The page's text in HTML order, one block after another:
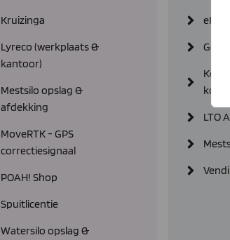
Kruizinga
Lyreco (werkplaats &
kantoor)
Mestsilo opslag &
afdekking
MoveRTK - GPS
correctiesignaal
POAH! Shop
Spuitlicentie
Watersilo opslag &
Koffie
LTO